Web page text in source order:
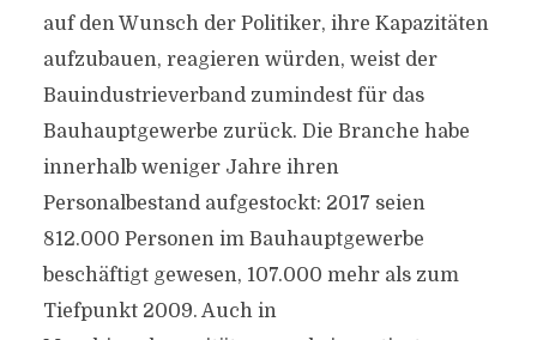
auf den Wunsch der Politiker, ihre Kapazitäten
aufzubauen, reagieren würden, weist der
Bauindustrieverband zumindest für das
Bauhauptgewerbe zurück. Die Branche habe
innerhalb weniger Jahre ihren
Personalbestand aufgestockt: 2017 seien
812.000 Personen im Bauhauptgewerbe
beschäftigt gewesen, 107.000 mehr als zum
Tiefpunkt 2009. Auch in